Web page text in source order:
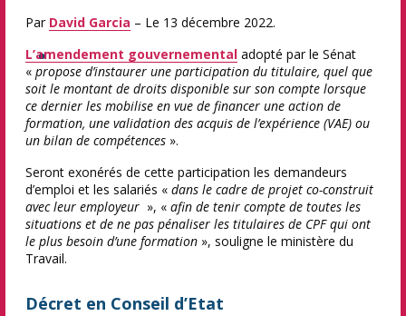
Par David Garcia – Le 13 décembre 2022.
Facebook
Twitter
LinkedIn
Email
Imprimer
L’amendement gouvernemental adopté par le Sénat
« propose d’instaurer une participation du titulaire, quel que
soit le montant de droits disponible sur son compte lorsque
ce dernier les mobilise en vue de financer une action de
formation, une validation des acquis de l’expérience (VAE) ou
un bilan de compétences ».
Seront exonérés de cette participation les demandeurs
d’emploi et les salariés « dans le cadre de projet co-construit
avec leur employeur », « afin de tenir compte de toutes les
situations et de ne pas pénaliser les titulaires de CPF qui ont
le plus besoin d’une formation », souligne le ministère du
Travail.
Décret en Conseil d’Etat